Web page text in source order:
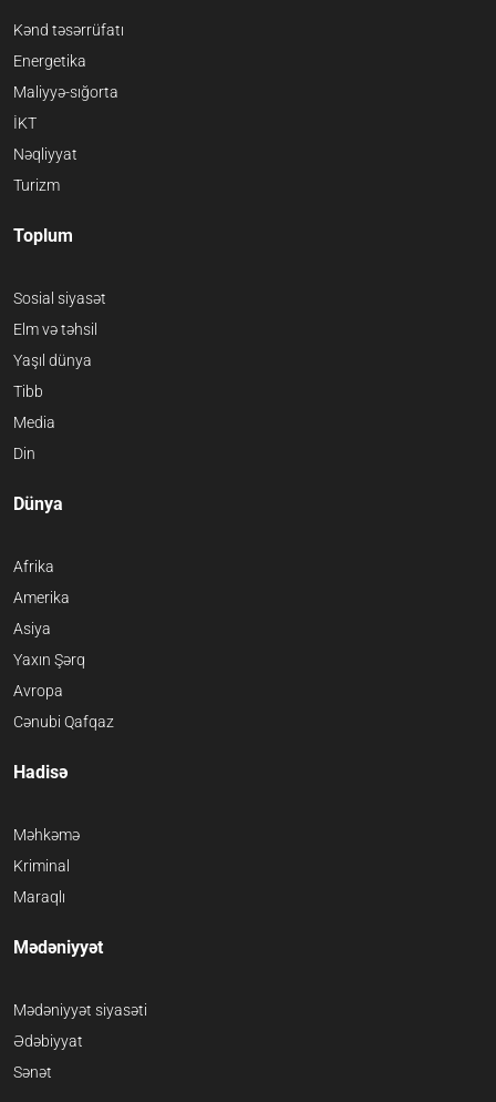
Kənd təsərrüfatı
Energetika
Maliyyə-sığorta
İKT
Nəqliyyat
Turizm
Toplum
Sosial siyasət
Elm və təhsil
Yaşıl dünya
Tibb
Media
Din
Dünya
Afrika
Amerika
Asiya
Yaxın Şərq
Avropa
Cənubi Qafqaz
Hadisə
Məhkəmə
Kriminal
Maraqlı
Mədəniyyət
Mədəniyyət siyasəti
Ədəbiyyat
Sənət